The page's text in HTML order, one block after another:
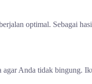
optimal. Sebagai
agar Anda tidak bingung.